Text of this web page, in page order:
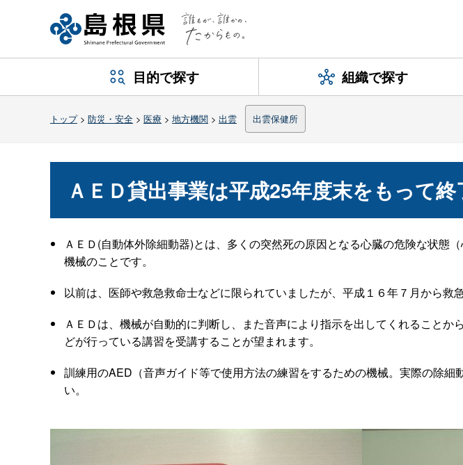
目的で探す 組織で探す
トップ> 防災・安全 > 医療 > 地方機関 > 出雲 出雲保健所
ＡＥＤ貸出事業は平成25年度末をもって終
ＡＥＤ(自動体外除細動器)とは、多くの突然死の原因となる心臓の危険な状態
機械のことです。
以前は、医師や救急救命士などに限られていましたが、平成１６年７月から救
ＡＥＤは、機械が自動的に判断し、また音声により指示を出してくれること
どが行っている講習を受講することが望まれます。
訓練用のAED（音声ガイド等で使用方法の練習をするための機械。実際の除
い。